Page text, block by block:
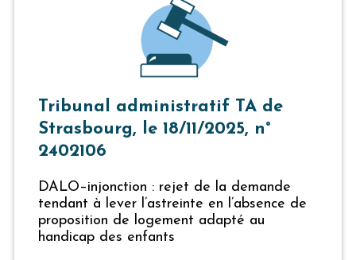
Tribunal administratif TA de
Strasbourg, le 18/11/2025, n°
2402106
DALO–injonction : rejet de la demande
tendant à lever l’astreinte en l’absence de
proposition de logement adapté au
handicap des enfants